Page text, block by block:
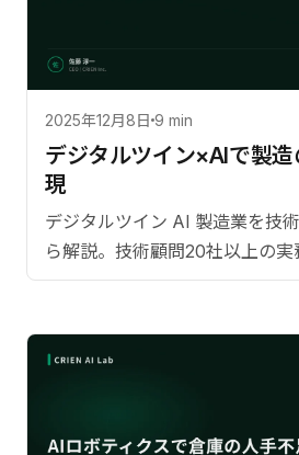
2025年12月8日 9 min
デジタルツイン×AIで製
現
デジタルツイン AI 製造業を技
ら解説。技術顧問20社以上の実
入成果の具体的数値。日本市場
修：佐藤淳一（CRIEN CEO）】